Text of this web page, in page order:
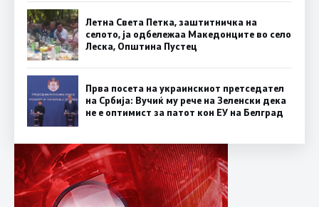
Летна Света Петка, заштитничка на
селото, ја одбележаа Македонците во село
Леска, Општина Пустец
Прва посета на украинскиот претседател
на Србија: Вучиќ му рече на Зеленски дека
не е оптимист за патот кон ЕУ на Белград